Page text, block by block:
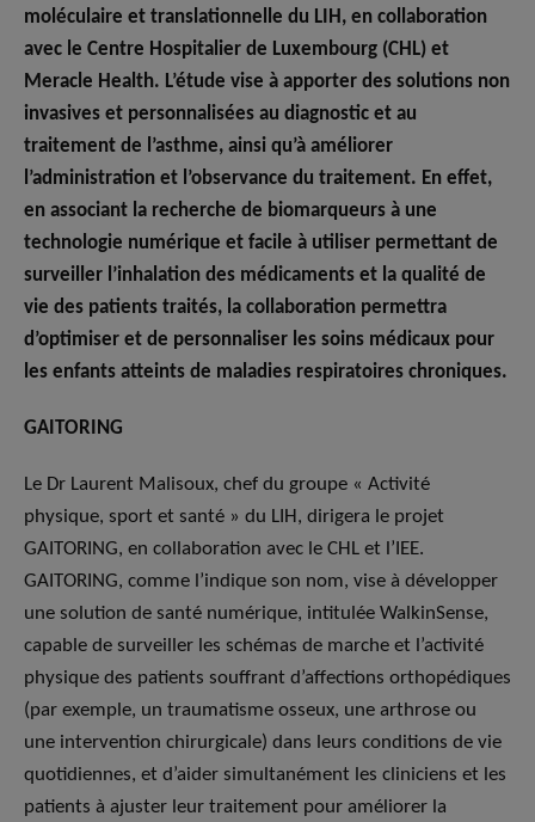
moléculaire et translationnelle du LIH, en collaboration
avec le Centre Hospitalier de Luxembourg (CHL) et
Meracle Health. L’étude vise à apporter des solutions non
invasives et personnalisées au diagnostic et au
traitement de l’asthme, ainsi qu’à améliorer
l’administration et l’observance du traitement. En effet,
en associant la recherche de biomarqueurs à une
technologie numérique et facile à utiliser permettant de
surveiller l’inhalation des médicaments et la qualité de
vie des patients traités, la collaboration permettra
d’optimiser et de personnaliser les soins médicaux pour
les enfants atteints de maladies respiratoires chroniques.
GAITORING
Le Dr Laurent Malisoux, chef du groupe « Activité
physique, sport et santé » du LIH, dirigera le projet
GAITORING, en collaboration avec le CHL et l’IEE.
GAITORING, comme l’indique son nom, vise à développer
une solution de santé numérique, intitulée WalkinSense,
capable de surveiller les schémas de marche et l’activité
physique des patients souffrant d’affections orthopédiques
(par exemple, un traumatisme osseux, une arthrose ou
une intervention chirurgicale) dans leurs conditions de vie
quotidiennes, et d’aider simultanément les cliniciens et les
patients à ajuster leur traitement pour améliorer la